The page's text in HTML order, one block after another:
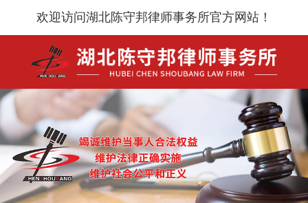
欢迎访问湖北陈守邦律师事务所官方网站！